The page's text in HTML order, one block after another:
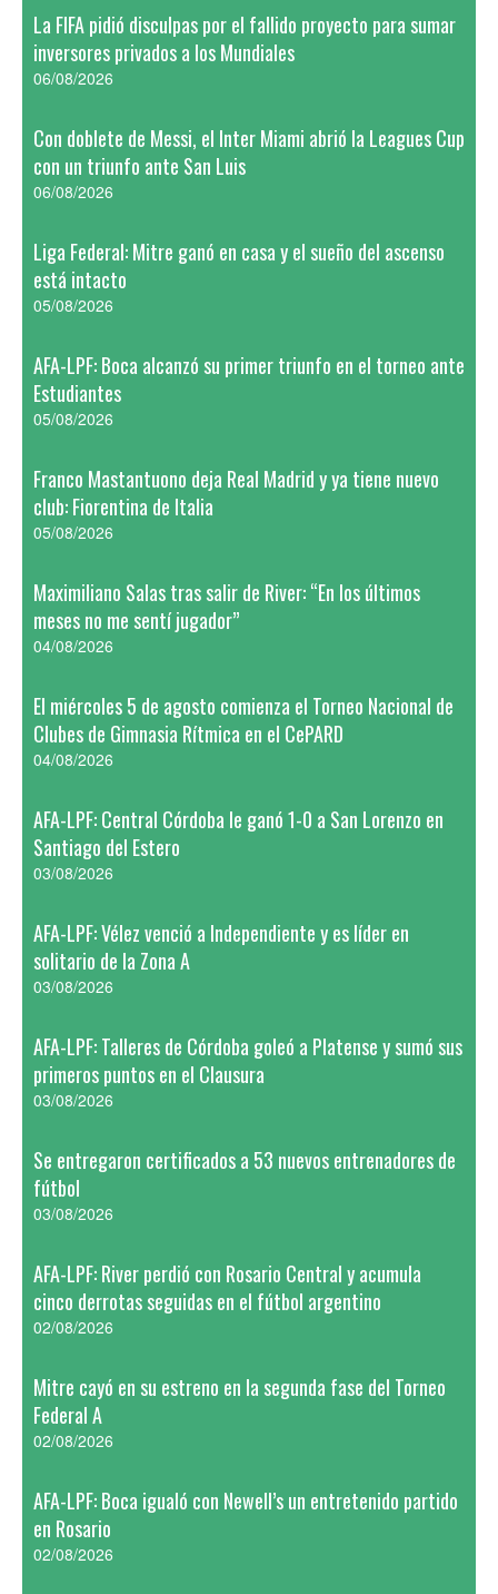
La FIFA pidió disculpas por el fallido proyecto para sumar
inversores privados a los Mundiales
06/08/2026
Con doblete de Messi, el Inter Miami abrió la Leagues Cup
con un triunfo ante San Luis
06/08/2026
Liga Federal: Mitre ganó en casa y el sueño del ascenso
está intacto
05/08/2026
AFA-LPF: Boca alcanzó su primer triunfo en el torneo ante
Estudiantes
05/08/2026
Franco Mastantuono deja Real Madrid y ya tiene nuevo
club: Fiorentina de Italia
05/08/2026
Maximiliano Salas tras salir de River: “En los últimos
meses no me sentí jugador”
04/08/2026
El miércoles 5 de agosto comienza el Torneo Nacional de
Clubes de Gimnasia Rítmica en el CePARD
04/08/2026
AFA-LPF: Central Córdoba le ganó 1-0 a San Lorenzo en
Santiago del Estero
03/08/2026
AFA-LPF: Vélez venció a Independiente y es líder en
solitario de la Zona A
03/08/2026
AFA-LPF: Talleres de Córdoba goleó a Platense y sumó sus
primeros puntos en el Clausura
03/08/2026
Se entregaron certificados a 53 nuevos entrenadores de
fútbol
03/08/2026
AFA-LPF: River perdió con Rosario Central y acumula
cinco derrotas seguidas en el fútbol argentino
02/08/2026
Mitre cayó en su estreno en la segunda fase del Torneo
Federal A
02/08/2026
AFA-LPF: Boca igualó con Newell’s un entretenido partido
en Rosario
02/08/2026